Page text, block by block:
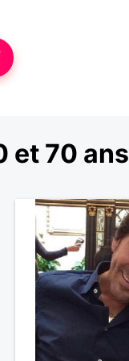
et 70 ans